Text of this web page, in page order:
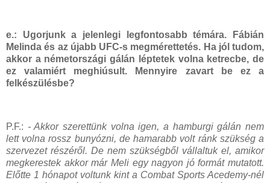
e.: Ugorjunk a jelenlegi legfontosabb témára. Fábián
Melinda és az újabb UFC-s megmérettetés. Ha jól tudom,
akkor a németországi gálán léptetek volna ketrecbe, de
ez valamiért meghiúsult. Mennyire zavart be ez a
felkészülésbe?
P.F.: - Akkor szerettünk volna igen, a hamburgi gálán nem
lett volna rossz bunyózni, de hamarabb volt ránk szükség a
szervezet részéről. De nem szükségből vállaltuk el, amikor
megkerestek akkor már Meli egy nagyon jó formát mutatott.
Előtte 1 hónapot voltunk kint a Combat Sports Acedemy-nél